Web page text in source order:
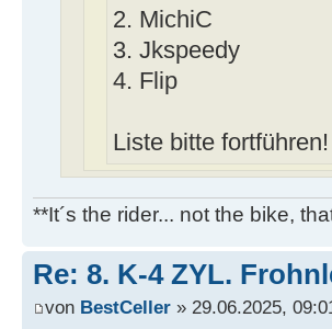
2. MichiC
3. Jkspeedy
4. Flip
Liste bitte fortführen!
**It´s the rider... not the bike,
Re: 8. K-4 ZYL.
von BestCeller » 29.06.2025,